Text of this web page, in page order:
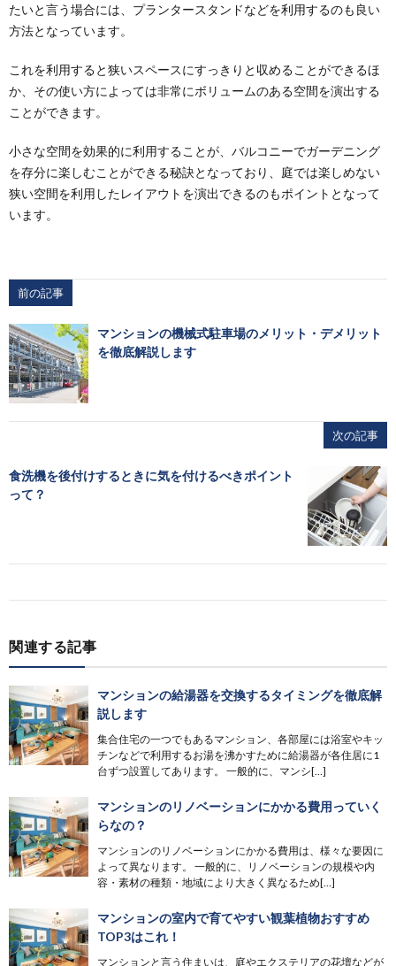
たいと言う場合には、プランタースタンドなどを利用するのも良い
方法となっています。
これを利用すると狭いスペースにすっきりと収めることができるほ
か、その使い方によっては非常にボリュームのある空間を演出する
ことができます。
小さな空間を効果的に利用することが、バルコニーでガーデニング
を存分に楽しむことができる秘訣となっており、庭では楽しめない
狭い空間を利用したレイアウトを演出できるのもポイントとなって
います。
前の記事
マンションの機械式駐車場のメリット・デメリット
を徹底解説します
次の記事
食洗機を後付けするときに気を付けるべきポイント
って？
関連する記事
マンションの給湯器を交換するタイミングを徹底解
説します
集合住宅の一つでもあるマンション、各部屋には浴室やキッ
チンなどで利用するお湯を沸かすために給湯器が各住居に1
台ずつ設置してあります。 一般的に、マンシ[…]
マンションのリノベーションにかかる費用っていく
らなの？
マンションのリノベーションにかかる費用は、様々な要因に
よって異なります。 一般的に、リノベーションの規模や内
容・素材の種類・地域により大きく異なるため[…]
マンションの室内で育てやすい観葉植物おすすめ
TOP3はこれ！
マンションと言う住まいは、庭やエクステリアの花壇などが